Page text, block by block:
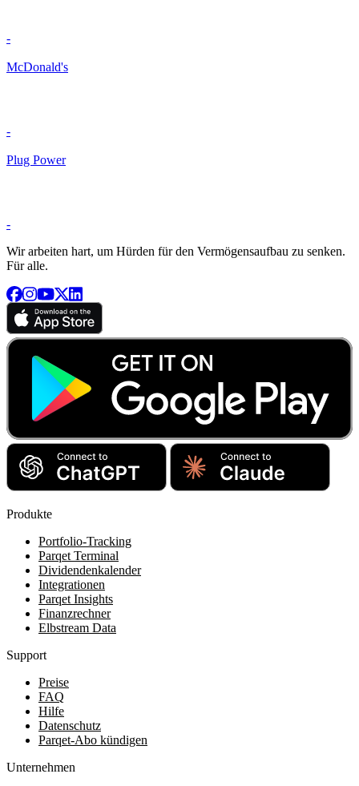
-
McDonald's
-
Plug Power
-
Wir arbeiten hart, um Hürden für den Vermögensaufbau zu senken.
Für alle.
Produkte
Portfolio-Tracking
Parqet Terminal
Dividendenkalender
Integrationen
Parqet Insights
Finanzrechner
Elbstream Data
Support
Preise
FAQ
Hilfe
Datenschutz
Parqet-Abo kündigen
Unternehmen